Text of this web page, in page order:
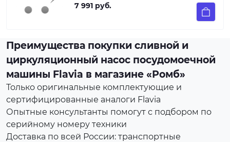
7 991 руб.
Преимущества покупки сливной и
циркуляционный насос посудомоечной
машины Flavia в магазине «Ромб»
Только оригинальные комплектующие и
сертифицированные аналоги Flavia
Опытные консультанты помогут с подбором по
серийному номеру техники
Доставка по всей России: транспортные